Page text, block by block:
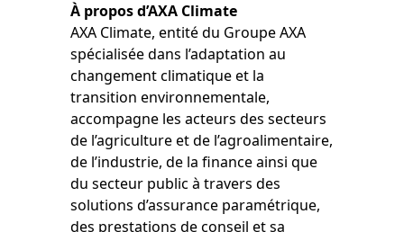
À propos d’AXA Climate
AXA Climate, entité du Groupe AXA
spécialisée dans l’adaptation au
changement climatique et la
transition environnementale,
accompagne les acteurs des secteurs
de l’agriculture et de l’agroalimentaire,
de l’industrie, de la finance ainsi que
du secteur public à travers des
solutions d’assurance paramétrique,
des prestations de conseil et sa